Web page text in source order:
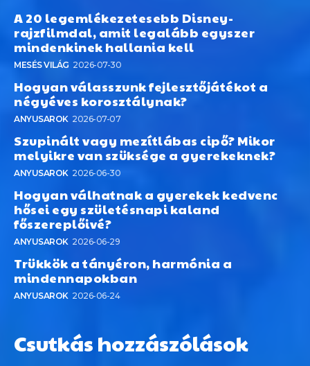
A 20 legemlékezetesebb Disney-
rajzfilmdal, amit legalább egyszer
mindenkinek hallania kell
MESÉS VILÁG 2026-07-30
Hogyan válasszunk fejlesztőjátékot a
négyéves korosztálynak?
ANYUSAROK 2026-07-07
Szupinált vagy mezítlábas cipő? Mikor
melyikre van szüksége a gyerekeknek?
ANYUSAROK 2026-06-30
Hogyan válhatnak a gyerekek kedvenc
hősei egy születésnapi kaland
főszereplőivé?
ANYUSAROK 2026-06-29
Trükkök a tányéron, harmónia a
mindennapokban
ANYUSAROK 2026-06-24
Csutkás hozzászólások